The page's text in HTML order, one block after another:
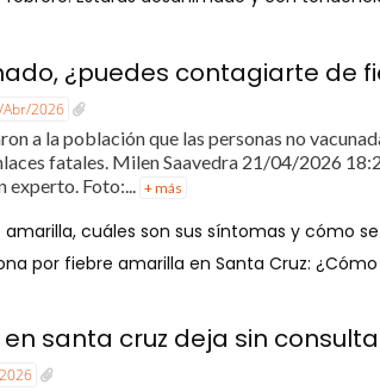
¿puedes contagiarte de
2026
a la población que las personas no
fatales. Milen Saavedra 21/04/2026
experto. Foto:...
+ más
amarilla, cuáles son sus síntomas y cómo
por fiebre amarilla en Santa Cruz:
santa cruz deja sin